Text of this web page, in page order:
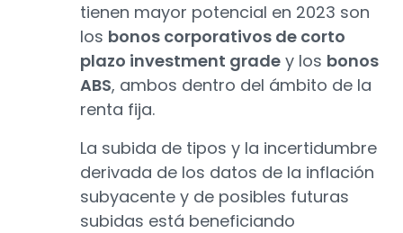
tienen mayor potencial en 2023 son
los bonos corporativos de corto
plazo investment grade y los bonos
ABS, ambos dentro del ámbito de la
renta fija.
La subida de tipos y la incertidumbre
derivada de los datos de la inflación
subyacente y de posibles futuras
subidas está beneficiando